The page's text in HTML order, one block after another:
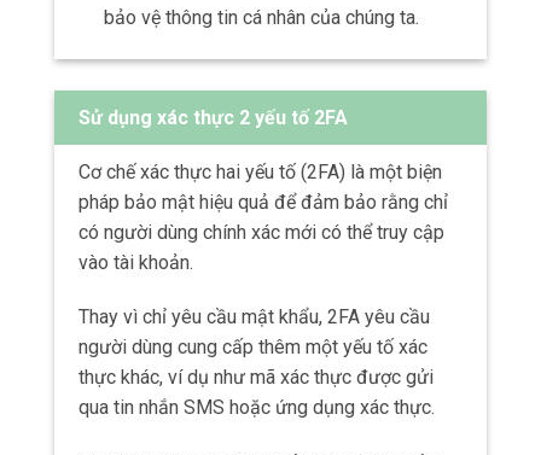
bảo vệ thông tin cá nhân của chúng ta.
Sử dụng xác thực 2 yếu tố 2FA
Cơ chế xác thực hai yếu tố (2FA) là một biện
pháp bảo mật hiệu quả để đảm bảo rằng chỉ
có người dùng chính xác mới có thể truy cập
vào tài khoản.
Thay vì chỉ yêu cầu mật khẩu, 2FA yêu cầu
người dùng cung cấp thêm một yếu tố xác
thực khác, ví dụ như mã xác thực được gửi
qua tin nhắn SMS hoặc ứng dụng xác thực.